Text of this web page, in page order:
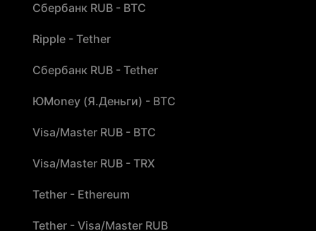
Сбербанк RUB - BTC
Ripple - Tether
Сбербанк RUB - Tether
ЮMoney (Я.Деньги) - BTC
Visa/Master RUB - BTC
Visa/Master RUB - TRX
Tether - Ethereum
Tether - Visa/Master RUB